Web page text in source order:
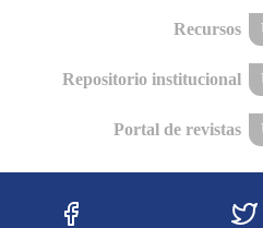
Recursos
Repositorio institucional
Portal de revistas